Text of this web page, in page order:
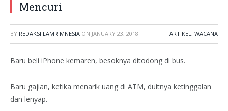
Mencuri
BY REDAKSI LAMRIMNESIA ON JANUARY 23, 2018 ARTIKEL, WACANA
Baru beli iPhone kemaren, besoknya ditodong di bus.
Baru gajian, ketika menarik uang di ATM, duitnya ketinggalan
dan lenyap.